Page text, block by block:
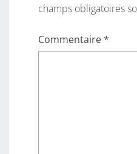
champs obligatoires
Commentaire*